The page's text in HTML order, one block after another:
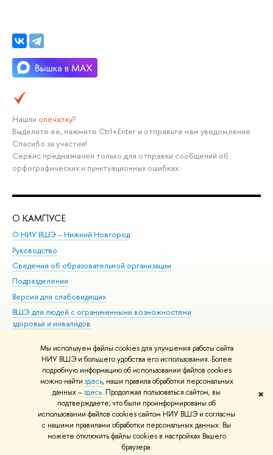
Мы используем файлы cookies для улучшения работы сайта
НИУ ВШЭ и большего удобства его использования. Более
подробную информацию об использовании файлов cookies
можно найти здесь, наши правила обработки персональных
данных –здесь. Продолжая пользоваться сайтом, вы
подтверждаете, что были проинформированы о
использовании файлов cookies сайтом НИУ ВШЭ и согласны
с нашими правилами обработки персональных данных. Вы
можете отключить файлы cookies в настройках Вашего
раузера.
✖
Нашли опечатку?
ыделите её, нажмите Ctrl+Enter и отправьте нам уведомление.
Спасибо за участие!
Сервис предназначен только для отправки сообщений о
орфографических и пунктуационных ошибках.
О КАМПУСЕ
О НИУ ВШЭ – Нижний Новгород
Руководство
Сведения об образовательной организации
Подразделения
ерсия для слабовидящих
ШЭ для людей с ограниченными возможностями
здоровья и инвалидо
© НИУ ВШЭ 1993–2026 Адреса и контакты Условия использования
материало Политика конфиденциальности Карта сайта
Шрифты HSE Sans и HSE Slab разработаныШколе дизайна НИУ ВШЭ